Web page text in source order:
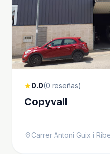
star0.0(0 reseñas)
Copyvall
location_onCarrer Antoni Guix i